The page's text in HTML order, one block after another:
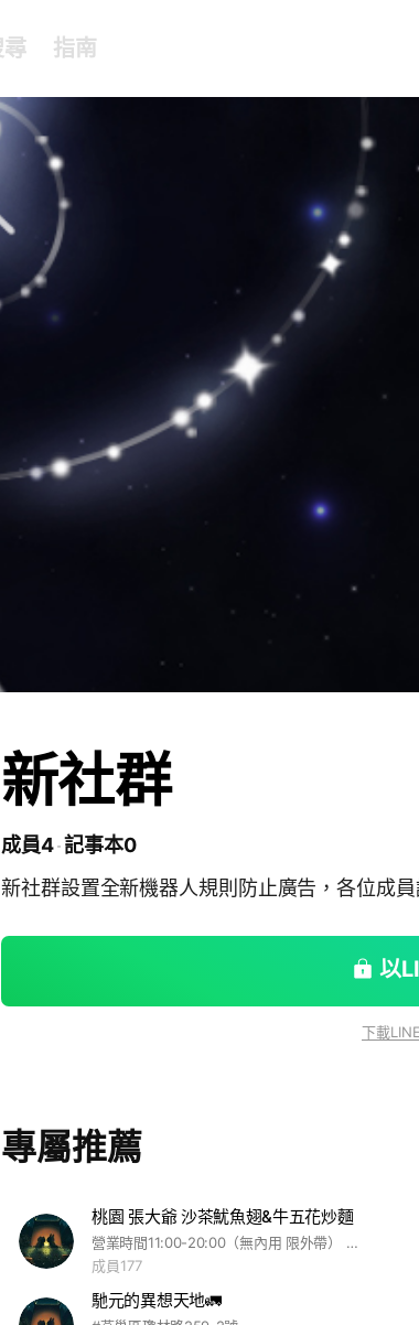
尋 指南
新社群
成員4 記事本0
新社群設置全新機器人規則防止廣告，各位成員
以
下載
專屬推薦
桃園 張大爺 沙茶魷魚翅&牛五花炒麵
營業時間11:00-20:00（無內用 限外帶） 店內電話033637769 20:00後不定時延長營業時間 以電話確認為主🥰
成員177
馳元的異想天地🚛